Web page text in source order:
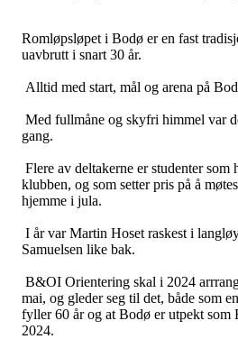
Romløpsløpet i Bodø er en fast
uavbrutt i snart 30 år.
Alltid med start, mål og arena på
Med fullmåne og skyfri himmel var
gang.
Flere av deltakerne er studenter
klubben, og som setter pris på å
hjemme i jula.
I år var Martin Hoset raskest i
Samuelsen like bak.
B&OI Orientering skal i 2024
mai, og gleder seg til det, både som
fyller 60 år og at Bodø er utpekt som
2024.